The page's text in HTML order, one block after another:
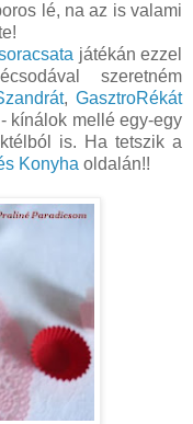
lé, na az is valami
játékán ezzel
szeretném
,GasztroRékát
kínálok mellé egy-egy
is. Ha tetszik a
Konyha oldalán!!